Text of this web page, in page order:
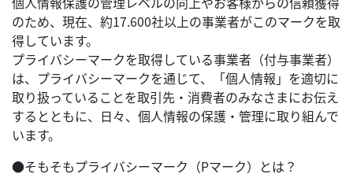
のため、現在、約17.600社以上の事業者がこのマークを取
得しています。
プライバシーマークを取得している事業者（付与事業者）
は、プライバシーマークを通じて、「個人情報」を適切に
取り扱っていることを取引先・消費者のみなさまにお伝え
するとともに、日々、個人情報の保護・管理に取り組んで
います。
●そもそもプライバシーマーク（Pマーク）とは？